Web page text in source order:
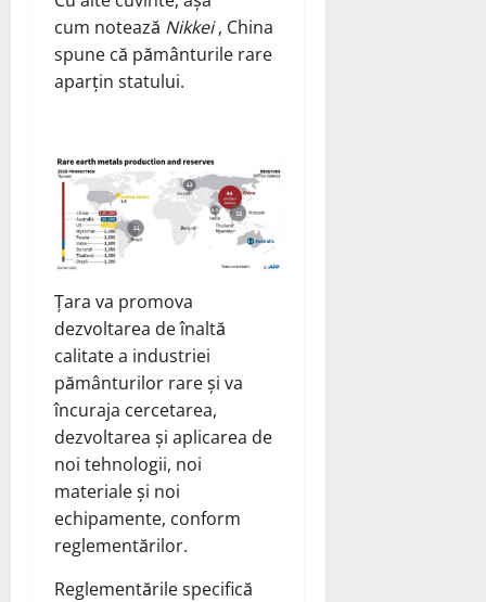
cum notează Nikkei , China
spune că pământurile rare
aparțin statului.
Țara va promova
dezvoltarea de înaltă
calitate a industriei
pământurilor rare și va
încuraja cercetarea,
dezvoltarea și aplicarea de
noi tehnologii, noi
materiale și noi
echipamente, conform
reglementărilor.
Reglementările specifică